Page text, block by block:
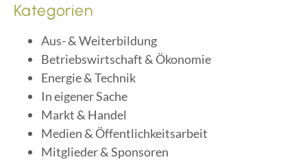
Kategorien
Aus- & Weiterbildung
Betriebswirtschaft & Ökonomie
Energie & Technik
In eigener Sache
Markt & Handel
Medien & Öffentlichkeitsarbeit
Mitglieder & Sponsoren